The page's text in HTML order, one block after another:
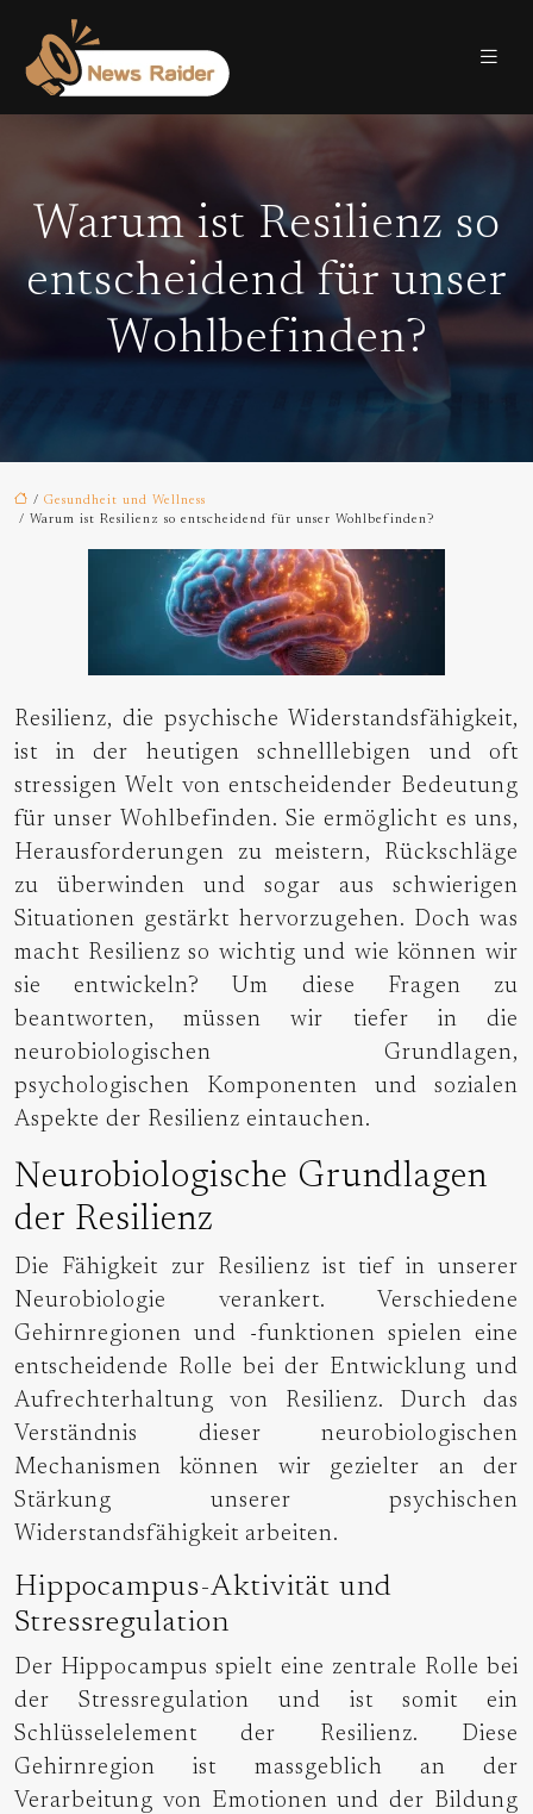
Warum ist Resilienz so
entscheidend für unser
Wohlbefinden?
/ Gesundheit und Wellness
/ Warum ist Resilienz so entscheidend für unser Wohlbefinden?
Resilienz, die psychische Widerstandsfähigkeit,
ist in der heutigen schnelllebigen und oft
stressigen Welt von entscheidender Bedeutung
für unser Wohlbefinden. Sie ermöglicht es uns,
Herausforderungen zu meistern, Rückschläge
zu überwinden und sogar aus schwierigen
Situationen gestärkt hervorzugehen. Doch was
macht Resilienz so wichtig und wie können wir
sie entwickeln? Um diese Fragen zu
beantworten, müssen wir tiefer in die
neurobiologischen Grundlagen,
psychologischen Komponenten und sozialen
Aspekte der Resilienz eintauchen.
Neurobiologische Grundlagen
der Resilienz
Die Fähigkeit zur Resilienz ist tief in unserer
Neurobiologie verankert. Verschiedene
Gehirnregionen und -funktionen spielen eine
entscheidende Rolle bei der Entwicklung und
Aufrechterhaltung von Resilienz. Durch das
Verständnis dieser neurobiologischen
Mechanismen können wir gezielter an der
Stärkung unserer psychischen
Widerstandsfähigkeit arbeiten.
Hippocampus-Aktivität und
Stressregulation
Der Hippocampus spielt eine zentrale Rolle bei
der Stressregulation und ist somit ein
Schlüsselelement der Resilienz. Diese
Gehirnregion ist massgeblich an der
Verarbeitung von Emotionen und der Bildung